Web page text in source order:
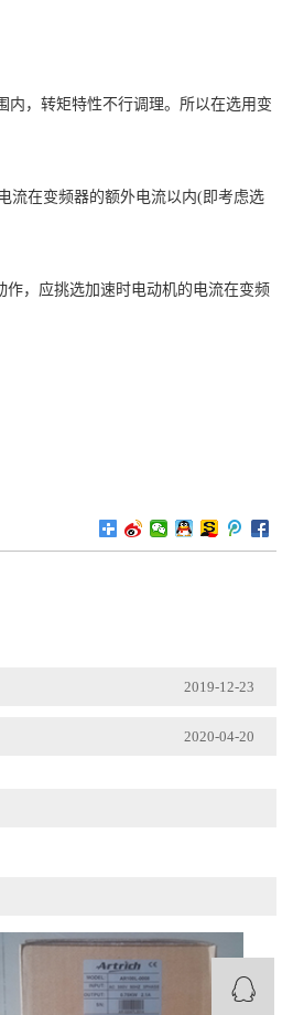
内，转矩特性不行调理。所以在选用变
流在变频器的额外电流以内(即考虑选
，应挑选加速时电动机的电流在变频
2019-12-23
2020-04-20